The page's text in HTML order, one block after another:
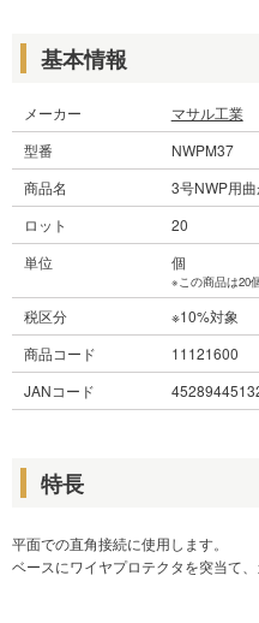
基本情報
メーカー
マサル工業
型番
NWPM37
商品名
3号NWP用
ロット
20
単位
個
※この商品は20
税区分
※10%対象
商品コード
11121600
JANコード
特長
平面での直角接続に使用します。
ベースにワイヤプロテクタを突当て、